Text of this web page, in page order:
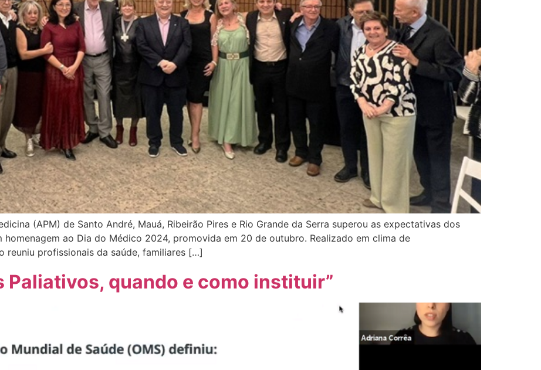
(APM) de Santo André, Mauá, Ribeirão Pires e Rio Grande da Serra superou as expectativas dos
ao Dia do Médico 2024, promovida em 20 de outubro. Realizado em clima de
reuniu profissionais da saúde, familiares […]
Paliativos, quando e como instituir”